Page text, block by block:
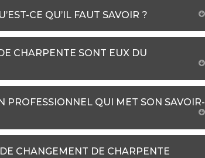
CE QU’IL FAUT SAVOIR ?
CHARPENTE SONT EUX DU
PROFESSIONNEL QUI MET SON SAVOIR-
CHANGEMENT DE CHARPENTE